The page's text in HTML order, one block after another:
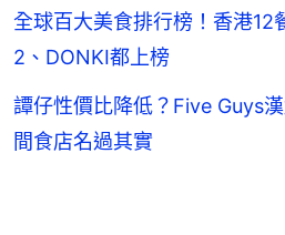
全球百大美食排行榜！香港
2、DONKI都上榜
譚仔性價比降低？Five Guys
間食店名過其實